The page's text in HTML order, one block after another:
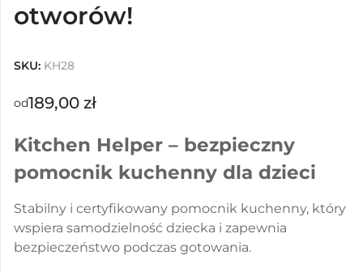
otworów!
SKU: KH28
od189,00 zł
Kitchen Helper – bezpieczny
pomocnik kuchenny dla dzieci
Stabilny i certyfikowany pomocnik kuchenny, który
wspiera samodzielność dziecka i zapewnia
bezpieczeństwo podczas gotowania.